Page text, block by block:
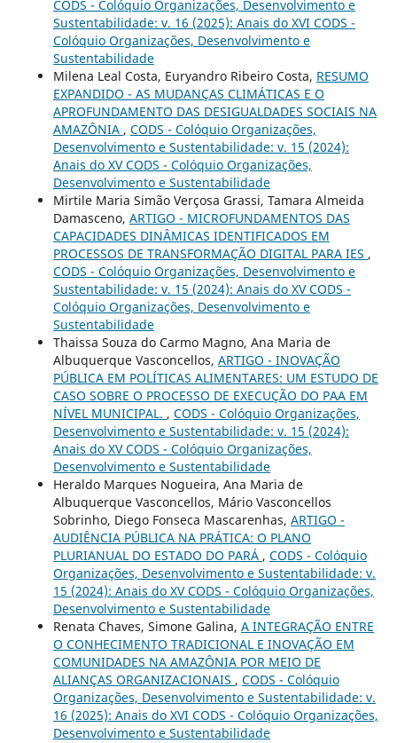
CODS - Colóquio Organizações, Desenvolvimento e
Sustentabilidade: v. 16 (2025): Anais do XVI CODS -
Colóquio Organizações, Desenvolvimento e
Sustentabilidade
Milena Leal Costa, Euryandro Ribeiro Costa, RESUMO
EXPANDIDO - AS MUDANÇAS CLIMÁTICAS E O
APROFUNDAMENTO DAS DESIGUALDADES SOCIAIS NA
AMAZÔNIA , CODS - Colóquio Organizações,
Desenvolvimento e Sustentabilidade: v. 15 (2024):
Anais do XV CODS - Colóquio Organizações,
Desenvolvimento e Sustentabilidade
Mirtile Maria Simão Verçosa Grassi, Tamara Almeida
Damasceno, ARTIGO - MICROFUNDAMENTOS DAS
CAPACIDADES DINÂMICAS IDENTIFICADOS EM
PROCESSOS DE TRANSFORMAÇÃO DIGITAL PARA IES ,
CODS - Colóquio Organizações, Desenvolvimento e
Sustentabilidade: v. 15 (2024): Anais do XV CODS -
Colóquio Organizações, Desenvolvimento e
Sustentabilidade
Thaissa Souza do Carmo Magno, Ana Maria de
Albuquerque Vasconcellos, ARTIGO - INOVAÇÃO
PÚBLICA EM POLÍTICAS ALIMENTARES: UM ESTUDO DE
CASO SOBRE O PROCESSO DE EXECUÇÃO DO PAA EM
NÍVEL MUNICIPAL. , CODS - Colóquio Organizações,
Desenvolvimento e Sustentabilidade: v. 15 (2024):
Anais do XV CODS - Colóquio Organizações,
Desenvolvimento e Sustentabilidade
Heraldo Marques Nogueira, Ana Maria de
Albuquerque Vasconcellos, Mário Vasconcellos
Sobrinho, Diego Fonseca Mascarenhas, ARTIGO -
AUDIÊNCIA PÚBLICA NA PRÁTICA: O PLANO
PLURIANUAL DO ESTADO DO PARÁ , CODS - Colóquio
Organizações, Desenvolvimento e Sustentabilidade: v.
15 (2024): Anais do XV CODS - Colóquio Organizações,
Desenvolvimento e Sustentabilidade
Renata Chaves, Simone Galina, A INTEGRAÇÃO ENTRE
O CONHECIMENTO TRADICIONAL E INOVAÇÃO EM
COMUNIDADES NA AMAZÔNIA POR MEIO DE
ALIANÇAS ORGANIZACIONAIS , CODS - Colóquio
Organizações, Desenvolvimento e Sustentabilidade: v.
16 (2025): Anais do XVI CODS - Colóquio Organizações,
Desenvolvimento e Sustentabilidade